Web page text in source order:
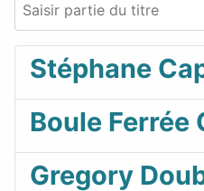
Stéphane
Boule Ferrée
Gregory